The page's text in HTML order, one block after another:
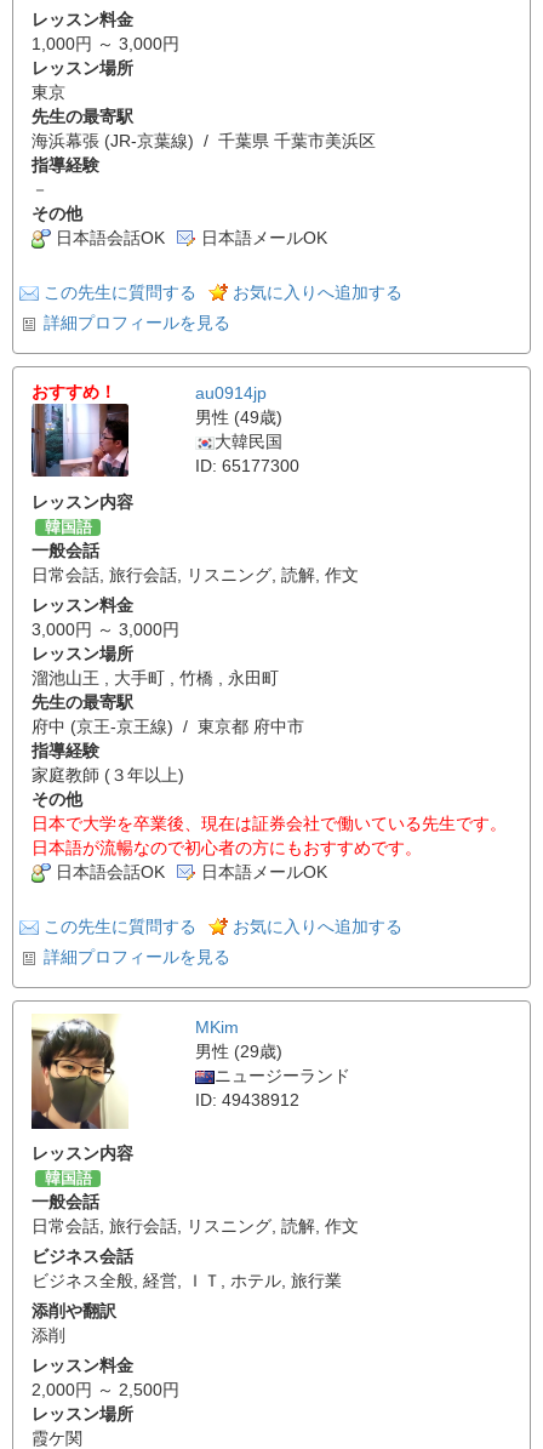
レッスン料金
1,000円 ～ 3,000円
レッスン場所
東京
先生の最寄駅
海浜幕張 (JR-京葉線) / 千葉県 千葉市美浜区
指導経験
－
その他
日本語会話OK
日本語メールOK
この先生に質問する
お気に入りへ追加する
詳細プロフィールを見る
おすすめ！
au0914jp
男性 (49歳)
大韓民国
ID: 65177300
レッスン内容
韓国語
一般会話
日常会話 旅行会話 リスニング 読解 作文
レッスン料金
3,000円 ～ 3,000円
レッスン場所
溜池山王 , 大手町 , 竹橋 , 永田町
先生の最寄駅
府中 (京王-京王線) / 東京都 府中市
指導経験
家庭教師 (３年以上)
その他
日本で大学を卒業後、現在は証券会社で働いている先生です。
日本語が流暢なので初心者の方にもおすすめです。
日本語会話OK
日本語メールOK
この先生に質問する
お気に入りへ追加する
詳細プロフィールを見る
MKim
男性 (29歳)
ニュージーランド
ID: 49438912
レッスン内容
韓国語
一般会話
日常会話 旅行会話 リスニング 読解 作文
ビジネス会話
ビジネス全般 経営 ＩＴ ホテル 旅行業
添削や翻訳
添削
レッスン料金
2,000円 ～ 2,500円
レッスン場所
霞ケ関